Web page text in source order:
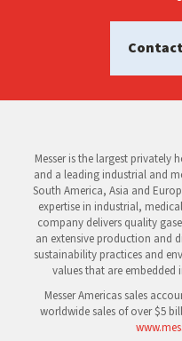
Messer is the largest privately
and a leading industrial and
South America, Asia and
expertise in industrial,
company delivers quality
an extensive production and
sustainability practices and
values that are embedded
Messer Americas sales
worldwide sales of over $5